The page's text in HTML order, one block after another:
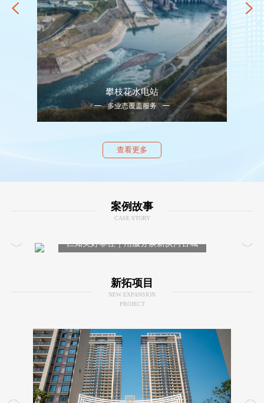
攀枝花水电站
多业态覆盖服务
查看更多
案例故事
CASE STORY
仁知美好非住｜用服务焕新炭河古城
新拓项目
NEW EXPANSION
PROJECT